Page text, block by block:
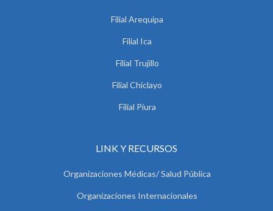
Filial Arequipa
Filial Ica
Filial Trujillo
Filial Chiclayo
Filial Piura
LINK Y RECURSOS
Organizaciones Médicas/ Salud Pública
Organizaciones Internacionales